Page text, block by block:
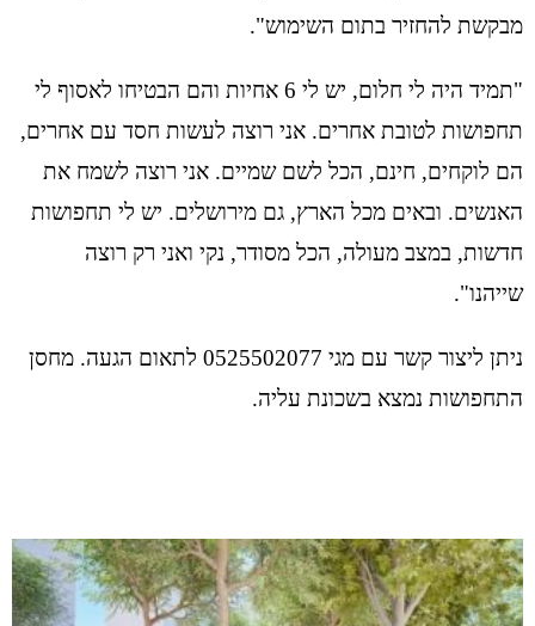
מבקשת להחזיר בתום השימוש".
"תמיד היה לי חלום, יש לי 6 אחיות והם הבטיחו לאסוף לי
תחפושות לטובת אחרים. אני רוצה לעשות חסד עם אחרים,
הם לוקחים, חינם, הכל לשם שמיים. אני רוצה לשמח את
האנשים. ובאים מכל הארץ, גם מירושלים. יש לי תחפושות
חדשות, במצב מעולה, הכל מסודר, נקי ואני רק רוצה
שייהנו".
ניתן ליצור קשר עם מגי 0525502077 לתאום הגעה. מחסן
התחפושות נמצא בשכונת עליה.